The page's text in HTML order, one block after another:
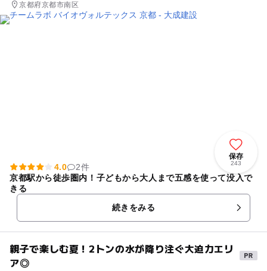
京都府京都市南区
保存
243
4.0
2件
京都駅から徒歩圏内！子どもから大人まで五感を使って没入で
きる
続きをみる
親子で楽しむ夏！2トンの水が降り注ぐ大迫力エリ
ア◎